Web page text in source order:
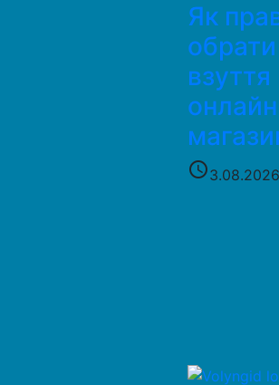
Як
обрати
взуття
access_time3.08.2026